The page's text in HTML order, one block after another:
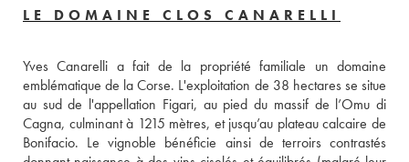
LE DOMAINE CLOS CANARELLI
Yves Canarelli a fait de la propriété familiale un domaine
emblématique de la Corse. L'exploitation de 38 hectares se situe
au sud de l'appellation Figari, au pied du massif de l’Omu di
Cagna, culminant à 1215 mètres, et jusqu’au plateau calcaire de
Bonifacio. Le vignoble bénéficie ainsi de terroirs contrastés